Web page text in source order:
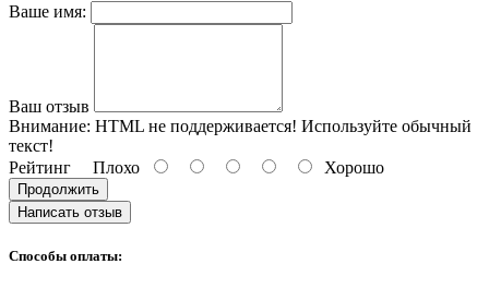
Ваше имя:
Ваш отзыв
Внимание: HTML не поддерживается! Используйте обычный
текст!
Рейтинг Плохо Хорошо
Продолжить
Написать отзыв
Способы оплаты: